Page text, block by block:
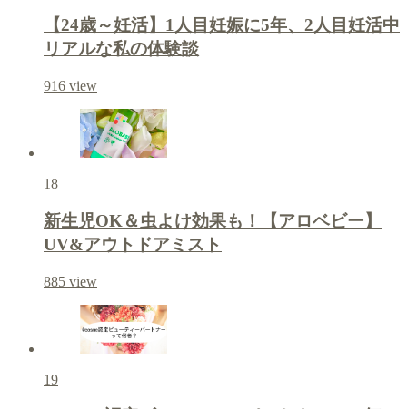
【24歳～妊活】1人目妊娠に5年、2人目妊活中
リアルな私の体験談
916 view
18
新生児OK＆虫よけ効果も！【アロベビー】
UV&アウトドアミスト
885 view
19